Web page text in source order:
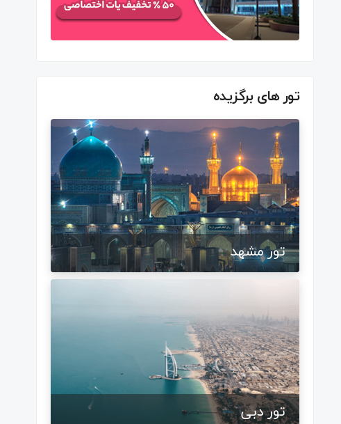
تور های برگزیده
تور مشهد
تور دبی